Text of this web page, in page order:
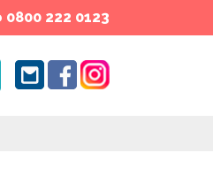
222 0123